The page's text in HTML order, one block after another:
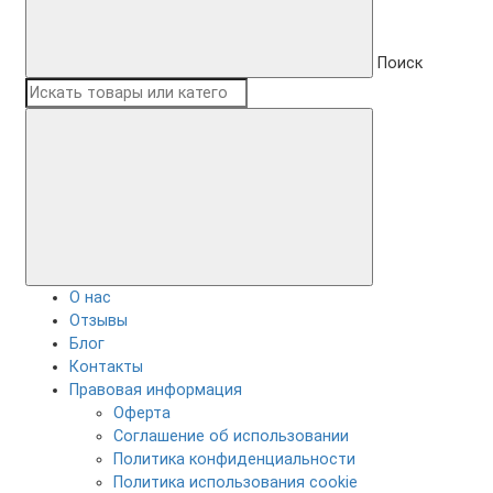
Поиск
О нас
Отзывы
Блог
Контакты
Правовая информация
Оферта
Соглашение об использовании
Политика конфиденциальности
Политика использования cookie